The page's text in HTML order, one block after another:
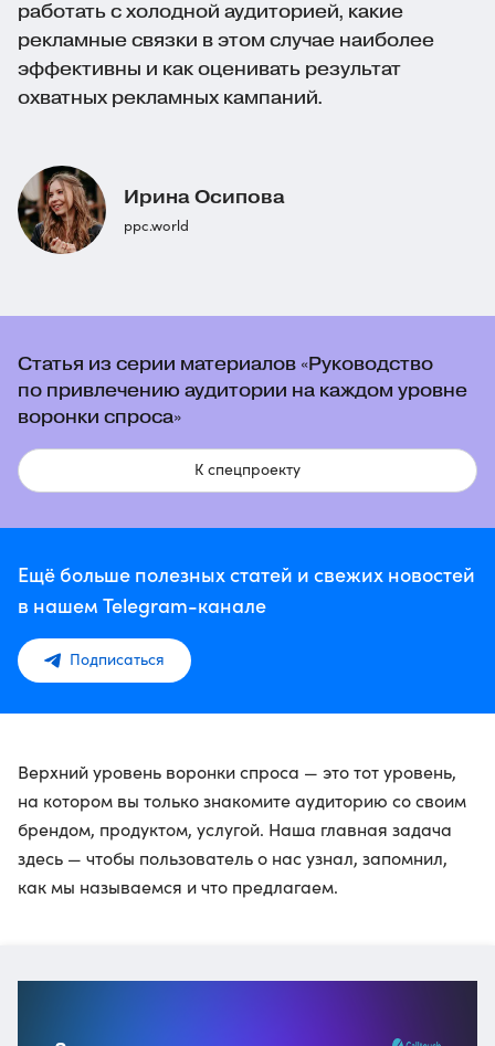
работать с холодной аудиторией, какие
рекламные связки в этом случае наиболее
эффективны и как оценивать результат
охватных рекламных кампаний.
Ирина Осипова
ppc.world
Статья из серии материалов «Руководство
по привлечению аудитории на каждом уровне
воронки спроса»
К спецпроекту
Ещё больше полезных статей и свежих новостей
в нашем Telegram-канале
Подписаться
Верхний уровень воронки спроса — это тот уровень,
на котором вы только знакомите аудиторию со своим
брендом, продуктом, услугой. Наша главная задача
здесь — чтобы пользователь о нас узнал, запомнил,
как мы называемся и что предлагаем.